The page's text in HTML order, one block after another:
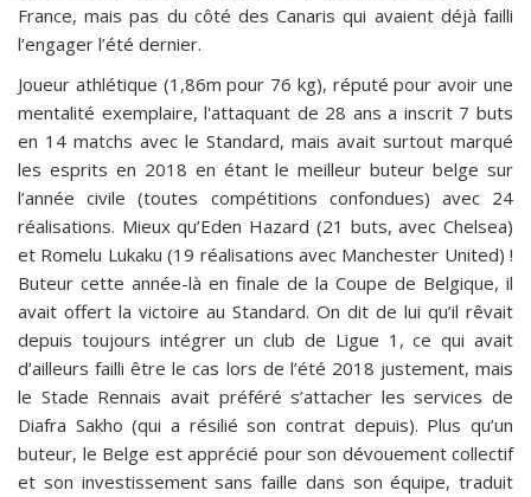
France, mais pas du côté des Canaris qui avaient déjà failli
l’engager l’été dernier.
Joueur athlétique (1,86m pour 76 kg), réputé pour avoir une
mentalité exemplaire, l'attaquant de 28 ans a inscrit 7 buts
en 14 matchs avec le Standard, mais avait surtout marqué
les esprits en 2018 en étant le meilleur buteur belge sur
l’année civile (toutes compétitions confondues) avec 24
réalisations. Mieux qu’Eden Hazard (21 buts, avec Chelsea)
et Romelu Lukaku (19 réalisations avec Manchester United) !
Buteur cette année-là en finale de la Coupe de Belgique, il
avait offert la victoire au Standard. On dit de lui qu’il rêvait
depuis toujours intégrer un club de Ligue 1, ce qui avait
d’ailleurs failli être le cas lors de l’été 2018 justement, mais
le Stade Rennais avait préféré s’attacher les services de
Diafra Sakho (qui a résilié son contrat depuis). Plus qu’un
buteur, le Belge est apprécié pour son dévouement collectif
et son investissement sans faille dans son équipe, traduit